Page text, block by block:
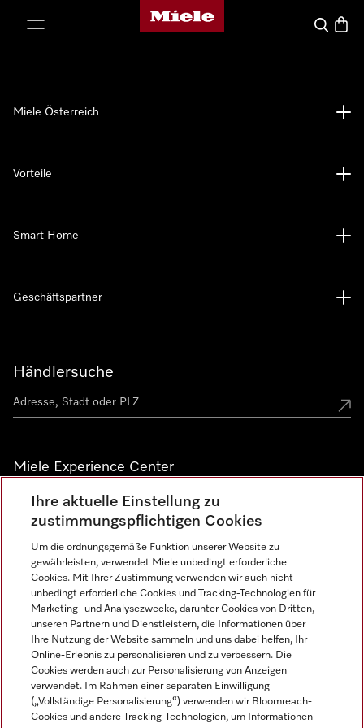
Miele-Homepage
Suche
Händlersuche
Miele Experience Center
Alle Miele Experience Center anzeigen
Newsletter
Miele Österreich
Vorteile
Smart Home
Geschäftspartner
Miele auf Instagram
Miele auf Facebook
Miele auf Youtube
Ihre aktuelle Einstellung zu
zustimmungspflichtigen Cookies
Um die ordnungsgemäße Funktion unserer Website zu
gewährleisten, verwendet Miele unbedingt erforderliche
Cookies. Mit Ihrer Zustimmung verwenden wir auch nicht
unbedingt erforderliche Cookies und Tracking-Technologien für
Marketing- und Analysezwecke, darunter Cookies von Dritten,
unseren Partnern und Dienstleistern, die Informationen über
Ihre Nutzung der Website sammeln und uns dabei helfen, Ihr
Online-Erlebnis zu personalisieren und zu verbessern. Die
Cookies werden auch zur Personalisierung von Anzeigen
verwendet. Im Rahmen einer separaten Einwilligung
(„Vollständige Personalisierung“) verwenden wir Bloomreach-
Cookies und andere Tracking-Technologien, um Informationen